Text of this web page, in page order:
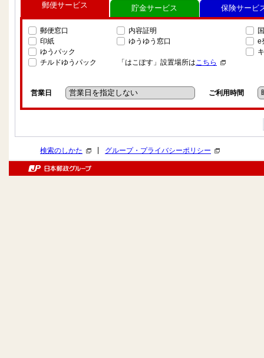
郵便サービス
郵便窓口
印紙
ゆうパック
チルドゆうパック
内容証明
ゆうゆう窓口
「はこぽす」設置場所はこちら
e
営業日 ご利用時間
貯金サービス 保険サービ
検索のしかた グループ・プライバシーポリシー